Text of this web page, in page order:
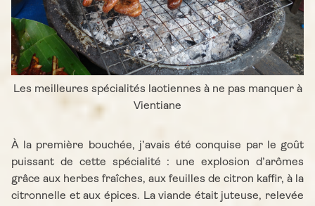
Les meilleures spécialités laotiennes à ne pas manquer à
Vientiane
À la première bouchée, j’avais été conquise par le goût
puissant de cette spécialité : une explosion d’arômes
grâce aux herbes fraîches, aux feuilles de citron kaffir, à la
citronnelle et aux épices. La viande était juteuse, relevée